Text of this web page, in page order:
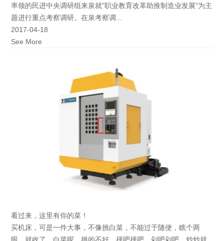
率领的民进中央调研组来泉就"职业教育改革助推制造业发展"为主
题进行重点考察调研。在泉考察调...
2017-04-18
See More
看过来，这里有你的菜！
买机床，可是一件大事，不像挑白菜，不能过于随便，瞧个两